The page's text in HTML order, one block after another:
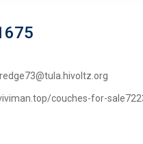
couches-for-